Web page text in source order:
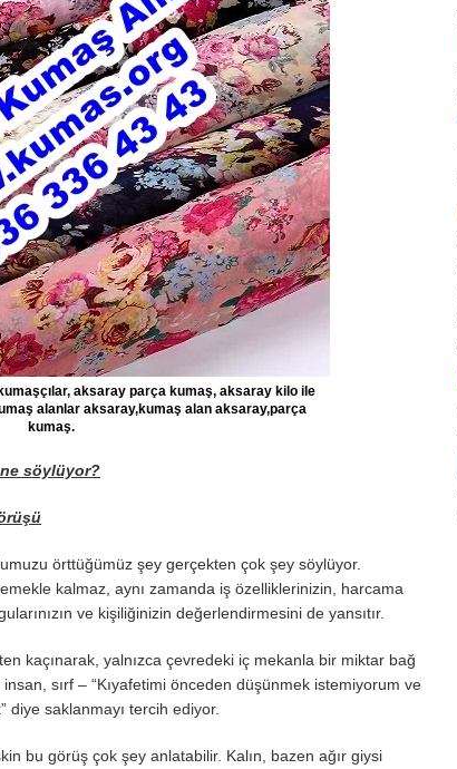
aksaray parça kumaş, aksaray kilo ile
alanlar aksaray,kumaş alan aksaray,parça
kumaş.
söylüyor?
örttüğümüz şey gerçekten çok şey söylüyor.
kalmaz, aynı zamanda iş özelliklerinizin, harcama
ve kişiliğinizin değerlendirmesini de yansıtır.
kaçınarak, yalnızca çevredeki iç mekanla bir miktar bağ
sırf – “Kıyafetimi önceden düşünmek istemiyorum ve
diye saklanmayı tercih ediyor.
bu görüş çok şey anlatabilir. Kalın, bazen ağır giysi